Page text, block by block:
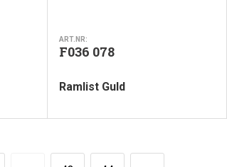
ART.NR:
F036 078
Ramlist Guld